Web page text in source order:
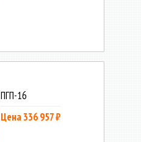
ПГП-16
Цена 336 957 ₽